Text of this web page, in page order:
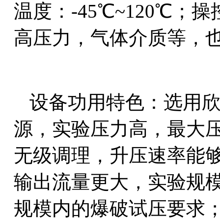
温度：-45℃~120℃；操
高压力，气体介质等，
设备功用特色：选用
源，实验压力高，最大
无级调理，升压速率能
输出流量更大，实验规
规模内的爆破试压要求